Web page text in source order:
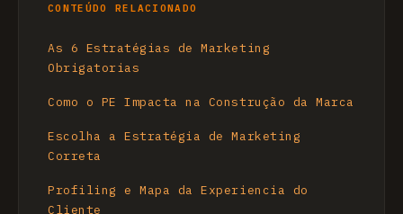
CONTEÚDO RELACIONADO
As 6 Estratégias de Marketing
Obrigatorias
Como o PE Impacta na Construção da Marca
Escolha a Estratégia de Marketing
Correta
Profiling e Mapa da Experiencia do
Cliente